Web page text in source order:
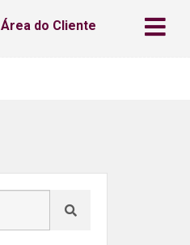
Área do Cliente